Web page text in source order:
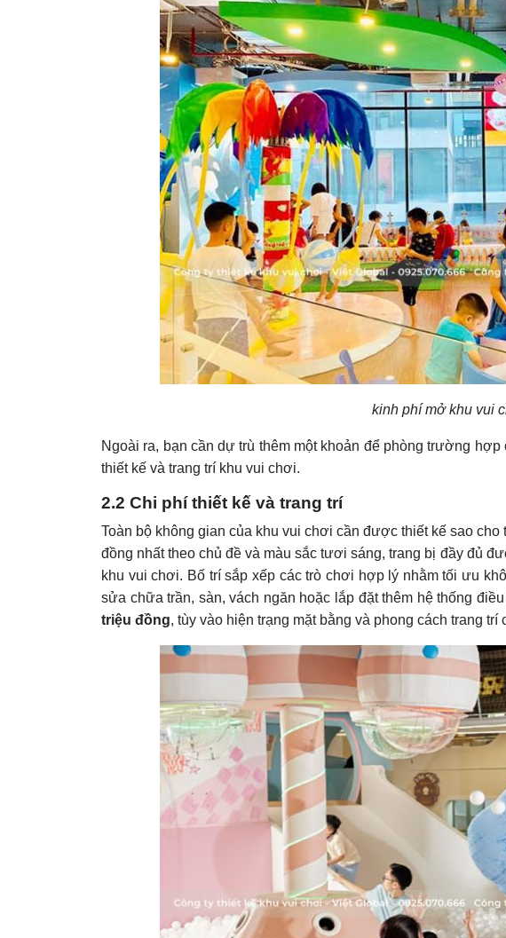
kinh phí mở khu vui
Ngoài ra, bạn cần dự trù thêm một khoản để phòng trường
thiết kế và trang trí khu vui chơi.
2.2 Chi phí thiết kế và trang trí
Toàn bộ không gian của khu vui chơi cần được thiết kế sao
đồng nhất theo chủ đề và màu sắc tươi sáng, trang bị đầy đủ
khu vui chơi. Bố trí sắp xếp các trò chơi hợp lý nhằm tối ưu
sửa chữa trần, sàn, vách ngăn hoặc lắp đặt thêm hệ thống
triệu đồng, tùy vào hiện trạng mặt bằng và phong cách trang trí